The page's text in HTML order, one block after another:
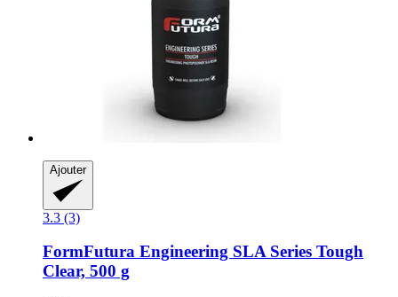
Ajouter
3.3 (3)
FormFutura Engineering SLA Series Tough
Clear, 500 g